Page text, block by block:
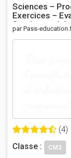
Sciences –
Exercices –
Soutien
imprimer
par Pass-
(4)
Classe :
CM2